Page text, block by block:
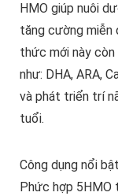
HMO giúp nuôi
tăng cường miễn
thức mới này
như: DHA, ARA,
và phát triển trí
tuổi.
Công dụng nổi
Phức hợp 5HMO